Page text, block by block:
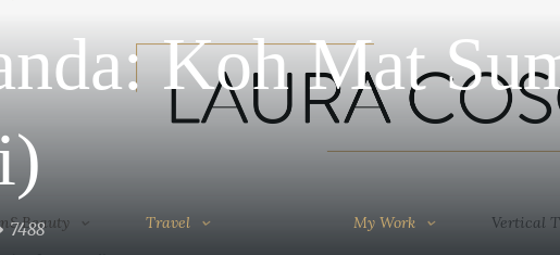
Travel My Work
Travel My Work Vertical
Koh Mat
7488